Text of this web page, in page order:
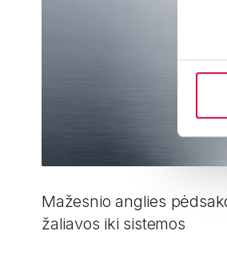
Mažesnio anglies
žaliavos iki sistemos